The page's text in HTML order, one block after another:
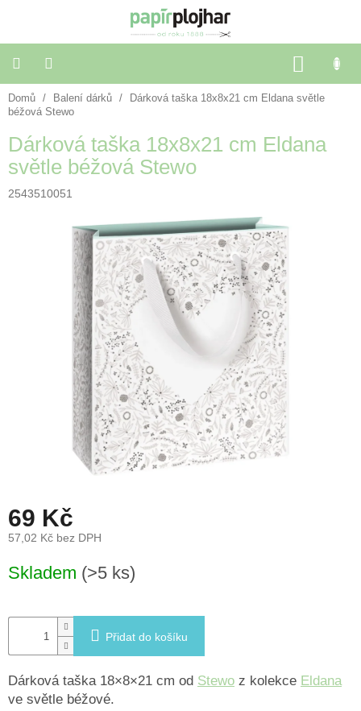
KOŠÍK
Balení
dárků
Dekorace
a
doplňky
Novinky
Prodejny
Domů / Balení dárků /
Dárková taška 18x8x21 cm Eldana světle
béžová Stewo
Dárková taška 18x8x21 cm Eldana
světle béžová Stewo
2543510051
69 Kč
57,02 Kč bez DPH
cena:
Skladem (>5 ks)
Přidat do košíku
Dárková taška 18×8×21 cm od Stewo z kolekce Eldana
ve světle béžové.